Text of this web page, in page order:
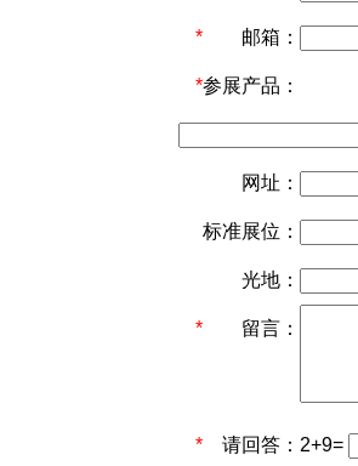
* 邮箱：
*参展产品：
网址：
标准展位：
光地：
* 留言：
* 请回答： 2+9=